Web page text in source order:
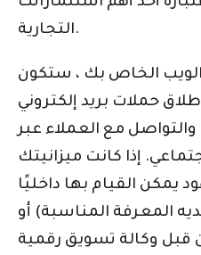
التجارية.
الويب الخاص بك ، ستكون
حملات بريد إلكتروني
مع العملاء عبر
إذا كانت ميزانيتك
يمكن القيام بها داخليًا
المعرفة المناسبة) أو
وكالة تسويق رقمية